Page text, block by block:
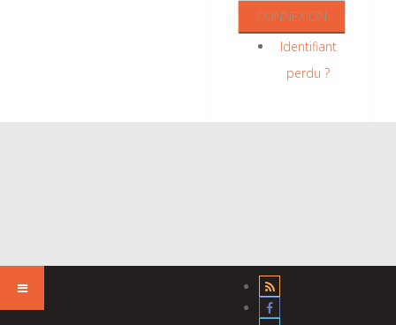
Identifiant
perdu ?